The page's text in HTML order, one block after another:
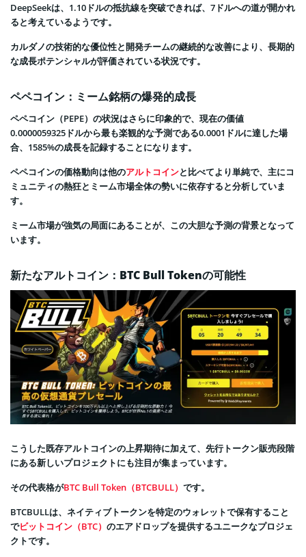
DeepSeekは、1.10ドルの抵抗線を突破できれば、7ドルへの道が開かれ
ると考えているようです。
カルダノの技術的な優位性と開発チームの継続的な改善により、長期的
な成長ポテンシャルが評価されている状況です。
ペペコイン：ミーム銘柄の爆発的成長
ペペコイン（PEPE）の状況はさらに印象的で、現在の価値
0.0000059325ドルから最も楽観的な予測である0.0001ドルに達した場
合、1585%の成長を記録することになります。
ペペコインの価格動向は他のアルトコインと比べてより単純で、主にコ
ミュニティの熱狂とミーム市場全体の勢いに依存すると分析していま
す。
ミーム市場が強気の局面にあることが、この大胆な予測の背景となって
います。
新たなアルトコイン：BTC Bull Tokenの可能性
こうした既存アルトコインの上昇期待に加えて、先行トークン販売段階
にある新しいプロジェクトにも注目が集まっています。
その代表格がBTC Bull Token（BTCBULL） です。
BTCBULLは、ネイティブトークンを特定のウォレットで保有すること
でビットコイン（BTC） のエアドロップを提供するユニークなプロジェ
クトです。